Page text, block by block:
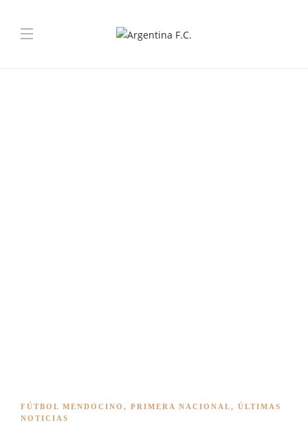
FÚTBOL MENDOCINO , PRIMERA NACIONAL, ÚLTIMAS
NOTICIAS